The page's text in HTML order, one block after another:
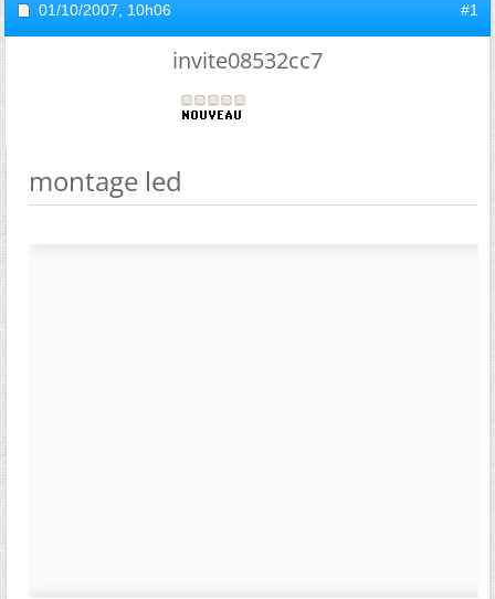
01/10/2007, 10h06 #1
invite08532cc7
montage led